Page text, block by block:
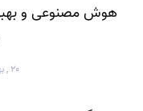
هوش مصنوعی و
۲۰ , بهمن , ۱۴۰۴